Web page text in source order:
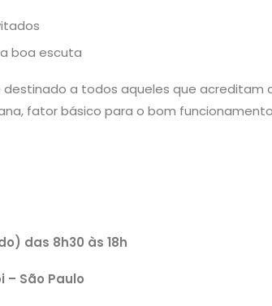
boa escuta
a todos aqueles que acreditam
fator básico para o bom
das 8h30 às 18h
– São Paulo